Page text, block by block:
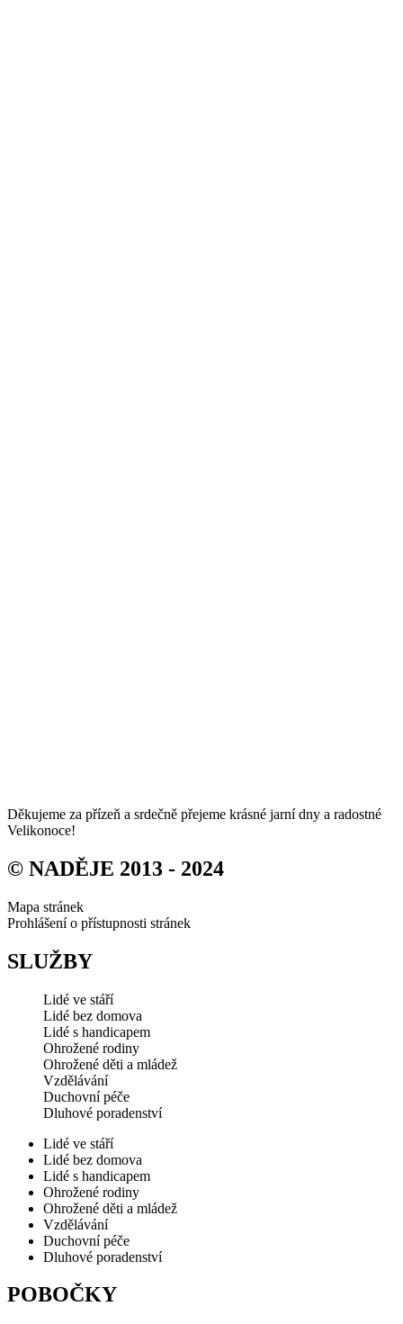
Děkujeme za přízeň a srdečně přejeme krásné jarní dny a radostné
Velikonoce!
© NADĚJE 2013 - 2024
Mapa stránek
Prohlášení o přístupnosti stránek
SLUŽBY
Lidé ve stáří
Lidé bez domova
Lidé s handicapem
Ohrožené rodiny
Ohrožené děti a mládež
Vzdělávání
Duchovní péče
Dluhové poradenství
Lidé ve stáří
Lidé bez domova
Lidé s handicapem
Ohrožené rodiny
Ohrožené děti a mládež
Vzdělávání
Duchovní péče
Dluhové poradenství
POBOČKY